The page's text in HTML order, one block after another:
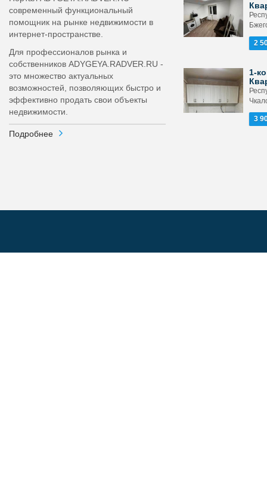
современный функциональный
помощник на рынке недвижимости в
интернет-пространстве.
Для профессионалов рынка и
собственников ADYGEYA.RADVER.RU -
это множество актуальных
возможностей, позволяющих быстро и
эффективно продать свои объекты
недвижимости.
Подробнее
2
1-
3